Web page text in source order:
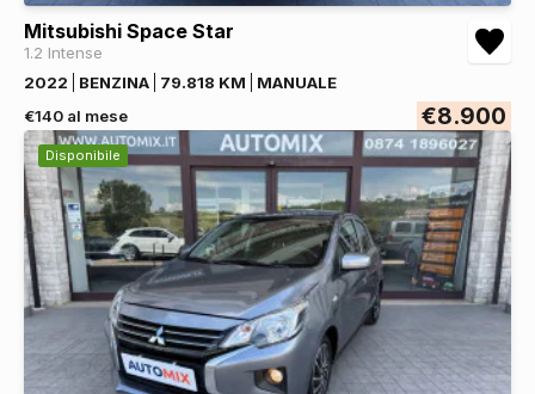
Mitsubishi Space Star
1.2 Intense
2022
BENZINA 79.818 KM
MANUALE
€140 al mese
€8.900
Disponibile